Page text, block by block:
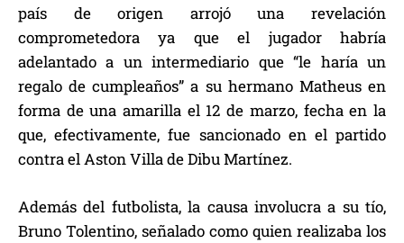
país de origen arrojó una revelación
comprometedora ya que el jugador habría
adelantado a un intermediario que “le haría un
regalo de cumpleaños” a su hermano Matheus en
forma de una amarilla el 12 de marzo, fecha en la
que, efectivamente, fue sancionado en el partido
contra el Aston Villa de Dibu Martínez.
Además del futbolista, la causa involucra a su tío,
Bruno Tolentino, señalado como quien realizaba los